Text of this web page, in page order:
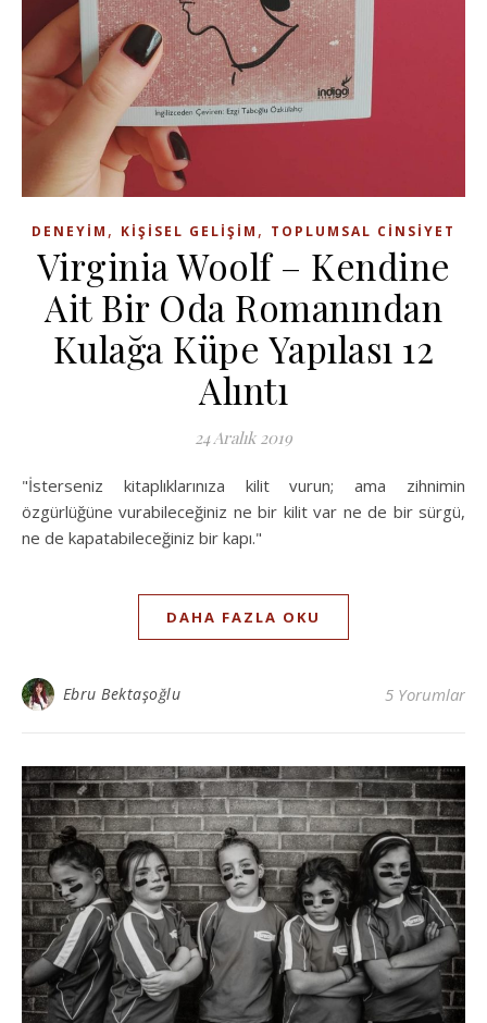
DENEYIM , KIŞISEL GELIŞIM , TOPLUMSAL CINSIYET
Virginia Woolf – Kendine
Ait Bir Oda Romanından
Kulağa Küpe Yapılası 12
Alıntı
24 Aralık 2019
"İsterseniz kitaplıklarınıza kilit vurun; ama zihnimin
özgürlüğüne vurabileceğiniz ne bir kilit var ne de bir sürgü,
ne de kapatabileceğiniz bir kapı."
DAHA FAZLA OKU
Ebru Bektaşoğlu 5 Yorumlar